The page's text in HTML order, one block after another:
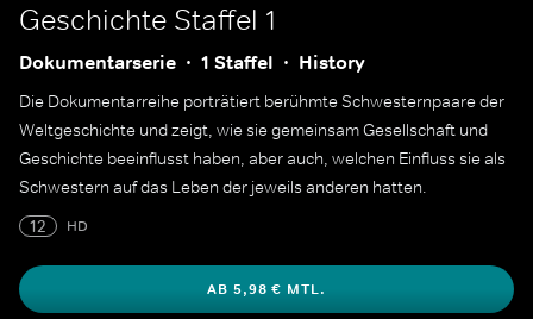
Geschichte Staffel 1
Dokumentarserie 1 Staffel History
Die Dokumentarreihe porträtiert berühmte Schwesternpaare der
Weltgeschichte und zeigt, wie sie gemeinsam Gesellschaft und
Geschichte beeinflusst haben, aber auch, welchen Einfluss sie als
Schwestern auf das Leben der jeweils anderen hatten.
12
HD
AB 5,98 € MTL.